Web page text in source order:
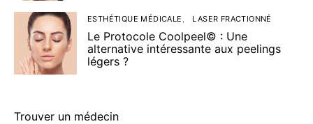
ESTHÉTIQUE MÉDICALE LASER FRACTIONNÉ
Le Protocole Coolpeel© : Une
alternative intéressante aux peelings
légers ?
Trouver un médecin